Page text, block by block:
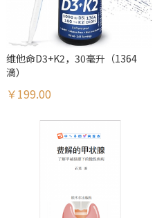
维他命D3+K2，30毫升（1364
滴）
￥199.00